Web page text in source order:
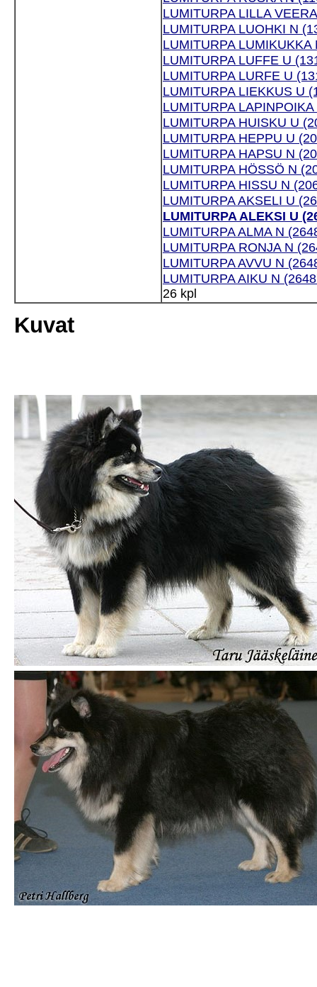
LUMITURPA LILLA
LUMITURPA LUOHKI N
LUMITURPA LUMIKUKKA
LUMITURPA LUFFE U
LUMITURPA LURFE U
LUMITURPA LIEKKUS U
LUMITURPA
LUMITURPA HUISKU U
LUMITURPA HEPPU U
LUMITURPA HAPSU N
LUMITURPA HÖSSÖ N
LUMITURPA HISSU N
LUMITURPA AKSELI U
LUMITURPA ALEKSI U
LUMITURPA ALMA N
LUMITURPA RONJA N
LUMITURPA AVVU N
LUMITURPA AIKU N
26 kpl
Kuvat